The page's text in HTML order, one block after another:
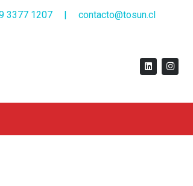
3377 1207 | contacto@tosun.cl